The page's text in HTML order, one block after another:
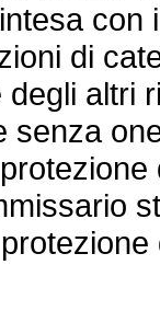
di
altri
senza